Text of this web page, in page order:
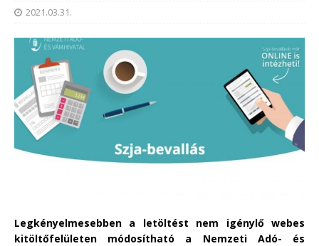
2021.03.31.
Legkényelmesebben a letöltést nem igénylő webes
kitöltőfelületen módosítható a Nemzeti Adó- és